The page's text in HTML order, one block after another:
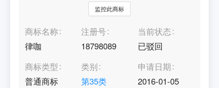
监控此商标
商标名称
律咖
注册号
18798089
当前状态
已驳回
商标类型
普通商标
类别
第35类
申请日期
2016-01-05